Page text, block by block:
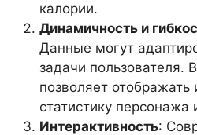
калории.
Динамичность и
Данные могут
задачи пользователя.
позволяет отображать
статистику персонажа
Интерактивность: